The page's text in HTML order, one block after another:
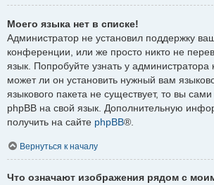
Моего языка нет в списке!
Администратор не установил поддержку
конференции, или же просто никто не
язык. Попробуйте узнать у администратора
может ли он установить нужный вам
языкового пакета не существует, то вы
phpBB на свой язык. Дополнительную
получить на сайте phpBB®.
Вернуться к началу
Что означают изображения рядом с